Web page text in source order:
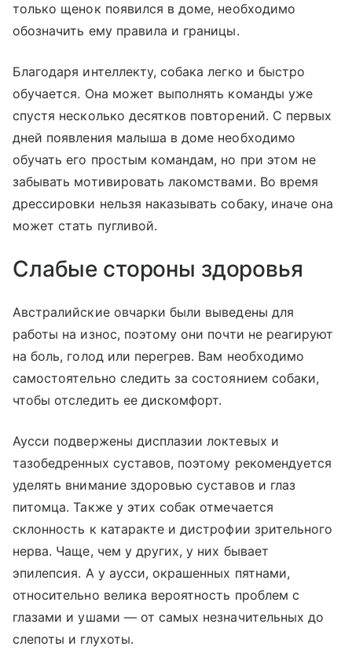
только щенок появился в доме, необходимо
обозначить ему правила и границы.
Благодаря интеллекту, собака легко и быстро
обучается. Она может выполнять команды уже
спустя несколько десятков повторений. С первых
дней появления малыша в доме необходимо
обучать его простым командам, но при этом не
забывать мотивировать лакомствами. Во время
дрессировки нельзя наказывать собаку, иначе она
может стать пугливой.
Слабые стороны здоровья
Австралийские овчарки были выведены для
работы на износ, поэтому они почти не реагируют
на боль, голод или перегрев. Вам необходимо
самостоятельно следить за состоянием собаки,
чтобы отследить ее дискомфорт.
Аусси подвержены дисплазии локтевых и
тазобедренных суставов, поэтому рекомендуется
уделять внимание здоровью суставов и глаз
питомца. Также у этих собак отмечается
склонность к катаракте и дистрофии зрительного
нерва. Чаще, чем у других, у них бывает
эпилепсия. А у аусси, окрашенных пятнами,
относительно велика вероятность проблем с
глазами и ушами — от самых незначительных до
слепоты и глухоты.